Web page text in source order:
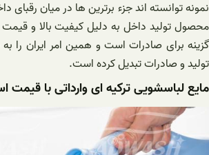
نمونه توانسته اند جزء برترین ها در میان رقبای
محصول تولید داخل به دلیل کیفیت بالا و قیمت
گزینه برای صادرات است و همین امر ایران را
تولید و صادرات تبدیل کرده است.
مایع لباسشویی ترکیه ای وارداتی با قیمت